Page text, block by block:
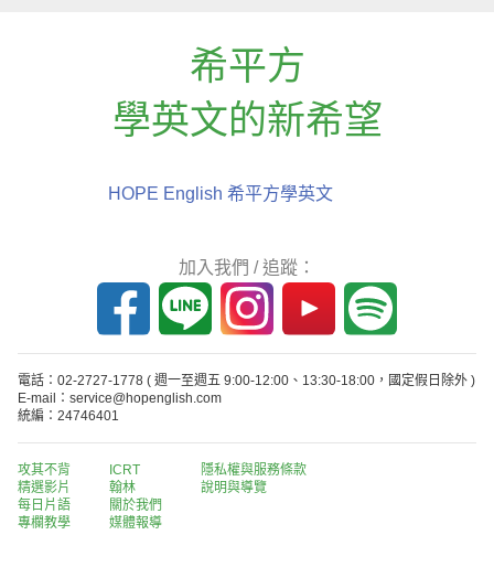
希平方
學英文的新希望
HOPE English 希平方學英文
加入我們 / 追蹤：
電話：02-2727-1778 ( 週一至週五 9:00-12:00、13:30-18:00，國定假日除外 )
E-mail：service@hopenglish.com
統編：24746401
攻其不背
精選影片
每日片語
專欄教學
ICRT
翰林
關於我們
媒體報導
隱私權與服務條款
說明與導覽